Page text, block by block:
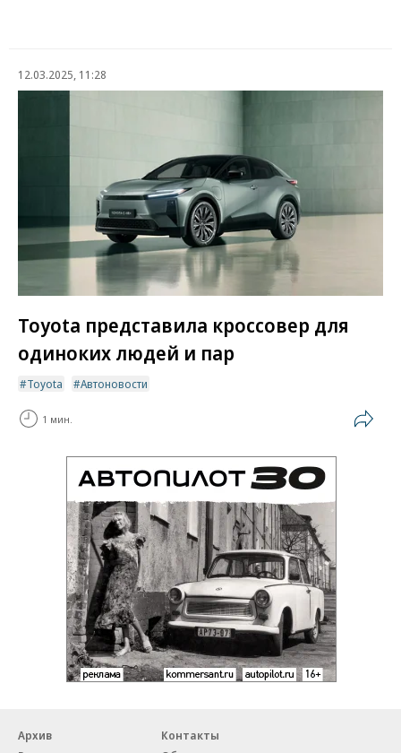
12.03.2025, 11:28
Toyota представила кроссовер для
одиноких людей и пар
Toyota Автоновости
1 мин.
Архив
Контакты